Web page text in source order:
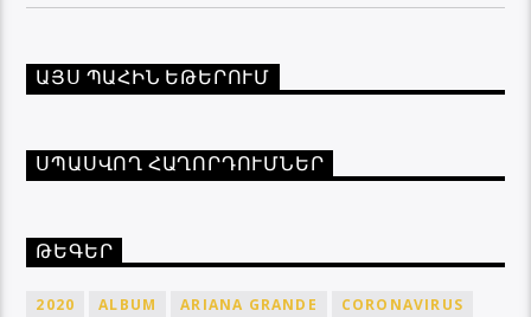
ԱՅՍ ՊԱՀԻՆ ԵԹԵՐՈՒՄ
ՍՊԱՍՎՈՂ ՀԱՂՈՐԴՈՒՄՆԵՐ
ԹԵԳԵՐ
2020 ALBUM ARIANA GRANDE
CORONAVIRUS